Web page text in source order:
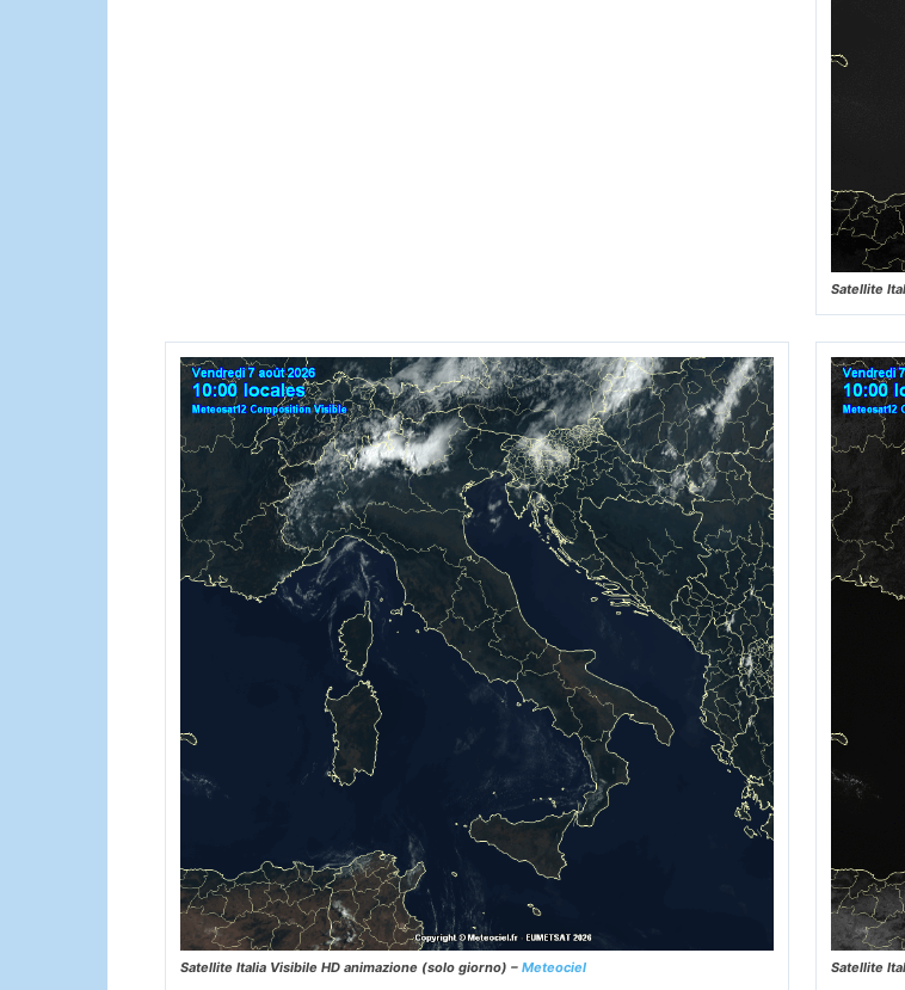
Satellite
Satellite Italia Visibile HD animazione (solo giorno) – Meteociel Satellite